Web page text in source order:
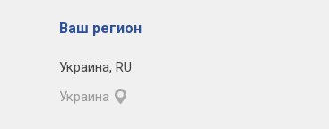
Ваш регион
Украина, RU
Украина